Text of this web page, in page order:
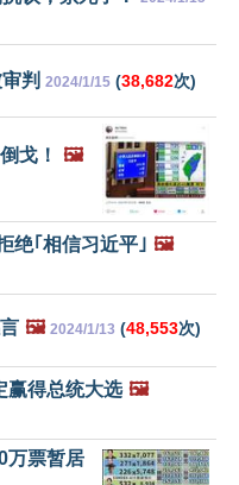
判 2024/1/15 (38,682次)
戈！ 🖼️
绝｢相信习近平｣ 🖼️
🖼️ 2024/1/13 (48,553次)
赢得总统大选 🖼️
万票暂居